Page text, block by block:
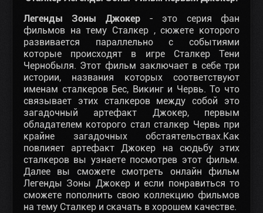
Легенды Зоны Джокер- это серия фан
фильмов на тему Сталкер , сюжете которого
развивается параллельно с событиями
которые происходят в игре Сталкер Тени
Чернобыля. Этот фильм заключает в себе три
истории, названия которых соответствуют
именам сталкеров Бес, Викинг и Червь. То что
связывает этих сталкеров между собой это
загадочный артефакт Джокер, первым
обладателем которого стал сталкер Червь при
крайне загадочных обстаятельствах.Как
повлияет артефакт Джокер на сюдьбу этих
сталкеров вы узнаете посмотрев этот фильм.
Далее вы сможете смотреть онлайн фильм
Легенды Зоны Джокер и если понравиться то
сможете пополнить свою коллекцию фильмов
на тему Сталкер и скачать в хорошем качестве.